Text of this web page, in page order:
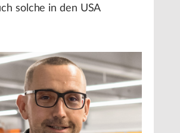
solche in den USA